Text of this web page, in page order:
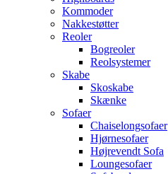
Kommoder
Nakkestøtter
Reoler
Bogreoler
Reolsystemer
Skabe
Skoskabe
Skænke
Sofaer
Chaiselongsofaer
Hjørnesofaer
Højrevendt Sofa
Loungesofaer